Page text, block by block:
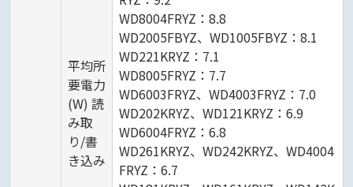
平均所
要電力
(W) 読
み取
り/書
き込み
WD8004FRYZ：8.8
WD2005FBYZ、WD1005FBYZ：8.1
WD221KRYZ：7.1
WD8005FRYZ：7.7
WD6003FRYZ、WD4003FRYZ：7.0
WD202KRYZ、WD121KRYZ：6.9
WD6004FRYZ：6.8
WD261KRYZ、WD242KRYZ、WD4004
FRYZ：6.7